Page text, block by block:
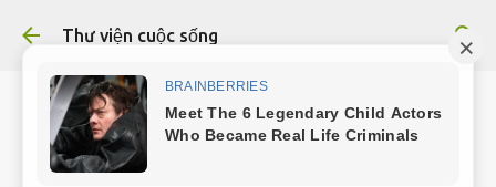
Chuyển đến nội dung chính
Thư viện cuộc sống